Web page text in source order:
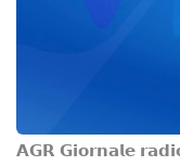
𝗔𝗚𝗥 𝗚𝗶𝗼𝗿𝗻𝗮𝗹𝗲